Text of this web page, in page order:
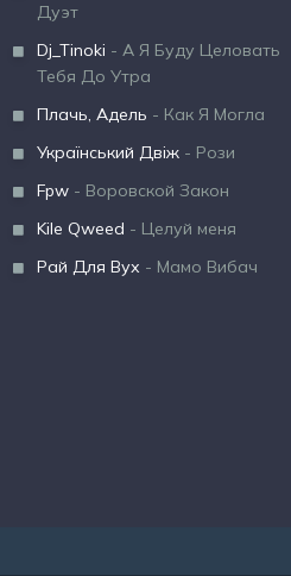
Дуэт
Dj_Tinoki - А Я Буду Целовать
Тебя До Утра
Плачь, Адель - Как Я Могла
Український Двіж - Рози
Fpw - Воровской Закон
Kile Qweed - Целуй меня
Рай Для Вух - Мамо Вибач